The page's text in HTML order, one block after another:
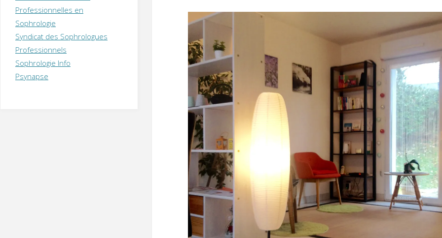
Professionnelles en
Sophrologie
Syndicat des Sophrologues
Professionnels
Sophrologie Info
Psynapse